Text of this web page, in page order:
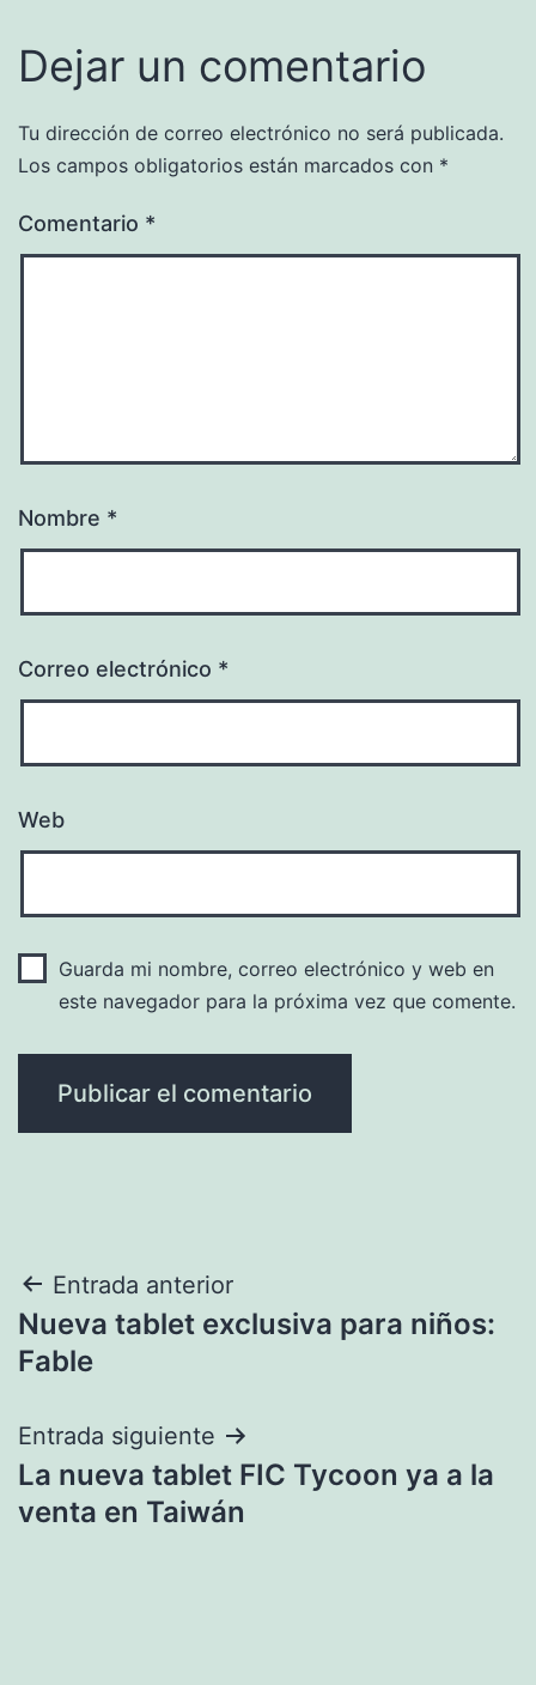
Dejar un comentario
Tu dirección de correo electrónico no será publicada.
Los campos obligatorios están marcados con *
Comentario *
Nombre *
Correo electrónico *
Web
Guarda mi nombre, correo electrónico y web en
este navegador para la próxima vez que comente.
Navegación
de
Entrada anterior
Nueva tablet exclusiva para niños:
Fable
Entrada siguiente
La nueva tablet FIC Tycoon ya a la
venta en Taiwán